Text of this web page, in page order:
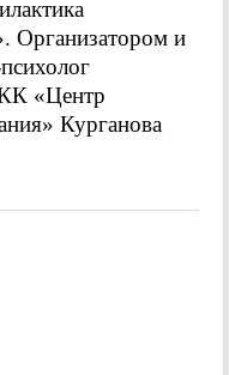
Организатором и
«Центр
Курганова